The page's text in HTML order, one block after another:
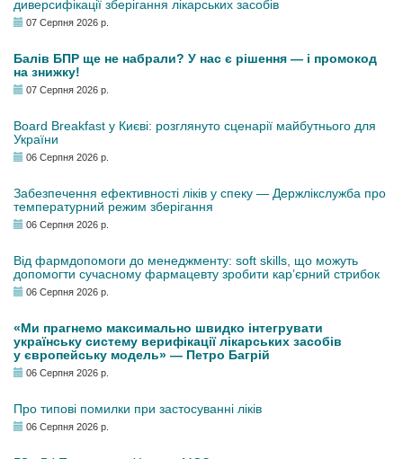
диверсифікації зберігання лікарських засобів
07 Серпня 2026 р.
Балів БПР ще не набрали? У нас є рішення — і промокод
на знижку!
07 Серпня 2026 р.
Board Breakfast у Києві: розглянуто сценарії майбутнього для
України
06 Серпня 2026 р.
Забезпечення ефективності ліків у спеку — Держлікслужба про
температурний режим зберігання
06 Серпня 2026 р.
Від фармдопомоги до менеджменту: soft skills, що можуть
допомогти сучасному фармацевту зробити кар’єрний стрибок
06 Серпня 2026 р.
«Ми прагнемо максимально швидко інтегрувати
українську систему верифікації лікарських засобів
у європейську модель» — Петро Багрій
06 Серпня 2026 р.
Про типові помилки при застосуванні ліків
06 Серпня 2026 р.